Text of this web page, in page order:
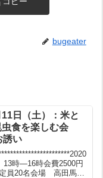
bugeater
11日（土）：米と
食を楽しむ会
誘い
13時―16時会費2500円
20名会場 高田馬場